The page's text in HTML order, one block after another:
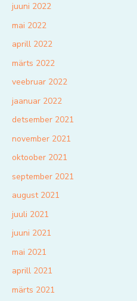
juuni 2022
mai 2022
aprill 2022
märts 2022
veebruar 2022
jaanuar 2022
detsember 2021
november 2021
oktoober 2021
september 2021
august 2021
juuli 2021
juuni 2021
mai 2021
aprill 2021
märts 2021